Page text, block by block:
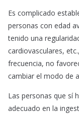
Es complicado
personas con edad
tenido una
cardiovasculares,
frecuencia, no
cambiar el modo de
Las personas que sí
adecuado en la